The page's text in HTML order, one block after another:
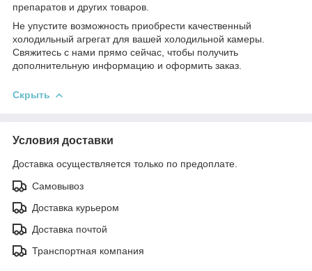
препаратов и других товаров.
Не упустите возможность приобрести качественный
холодильный агрегат для вашей холодильной камеры.
Свяжитесь с нами прямо сейчас, чтобы получить
дополнительную информацию и оформить заказ.
Скрыть
Условия доставки
Доставка осуществляется только по предоплате.
Самовывоз
Доставка курьером
Доставка почтой
Транспортная компания